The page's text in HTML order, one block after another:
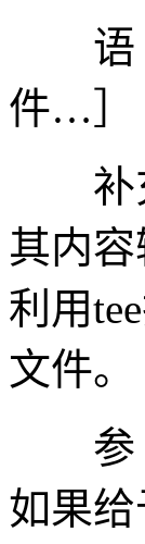
语
件…］
补充
其内
利用
文件。
参
如果